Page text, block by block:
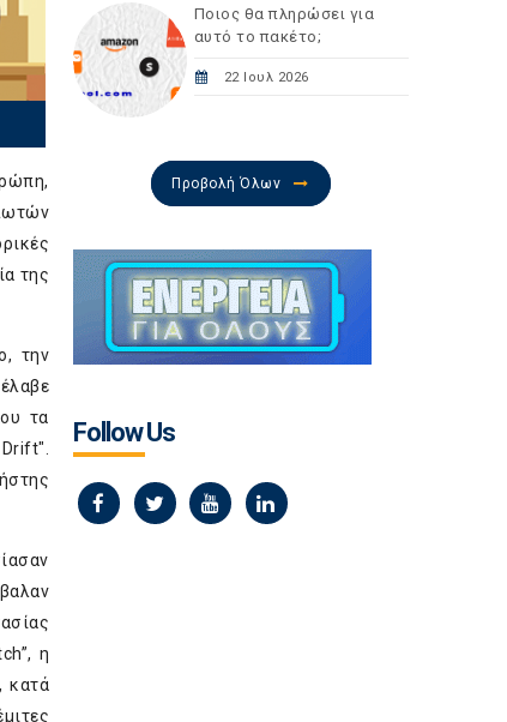
της
την
τα
η
κατά
Ποιος θα πληρώσει για
αυτό το πακέτο;
22 Ιουλ 2026
Προβολή Όλων
Follow Us